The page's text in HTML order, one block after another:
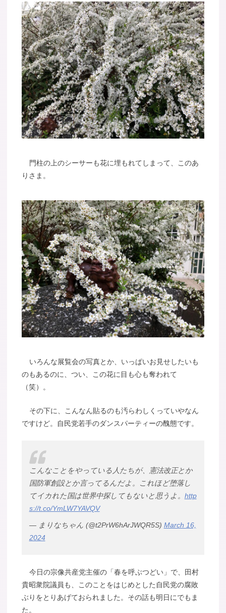
門柱の上のシーサーも花に埋もれてしまって、このあ
りさま。
いろんな展覧会の写真とか、いっぱいお見せしたいも
のもあるのに、つい、この花に目も心も奪われて
（笑）。
その下に、こんなん貼るのも汚らわしくっていやなん
ですけど。自民党若手のダンスパーティーの醜態です。
こんなことをやっている人たちが、憲法改正とか
国防軍創設とか言ってるんだよ。これほど堕落し
てイカれた国は世界中探してもないと思うよ。 http
s://t.co/YmLW7YAVQV
— まりなちゃん (@t2PrW6hArJWQR5S) March 16,
2024
今日の宗像共産党主催の「春を呼ぶつどい」で、田村
貴昭衆院議員も、このことをはじめとした自民党の腐敗
ぶりをとりあげておられました。その話も明日にでもま
た。